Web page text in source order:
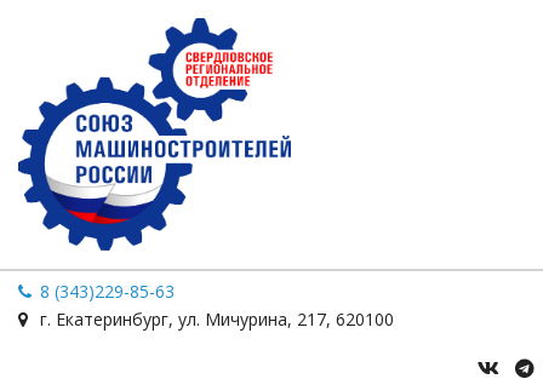
8 (343)229-85-63
г. Екатеринбург, ул. Мичурина, 217, 620100